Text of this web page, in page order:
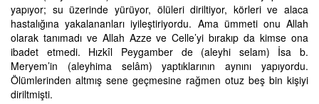
yapıyor; su üzerinde yürüyor, ölüleri diriltiyor, körleri ve alaca
hastalığına yakalananları iyileştiriyordu. Ama ümmeti onu Allah
olarak tanımadı ve Allah Azze ve Celle’yi bırakıp da kimse ona
ibadet etmedi. Hızkîl Peygamber de (aleyhi selam) İsa b.
Meryem’in (aleyhima selâm) yaptıklarının aynını yapıyordu.
Ölümlerinden altmış sene geçmesine rağmen otuz beş bin kişiyi
diriltmişti.